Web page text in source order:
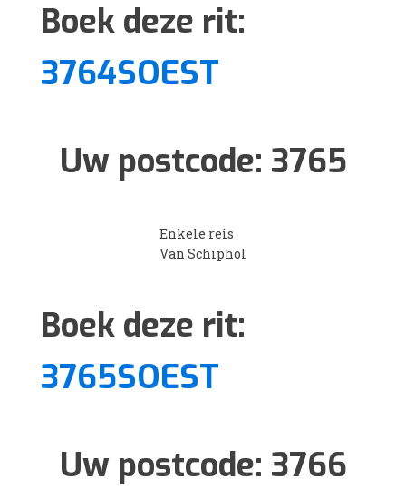
Boek deze rit:
3764SOEST
Uw postcode: 3765
Enkele reis
Van Schiphol
Boek deze rit:
3765SOEST
Uw postcode: 3766